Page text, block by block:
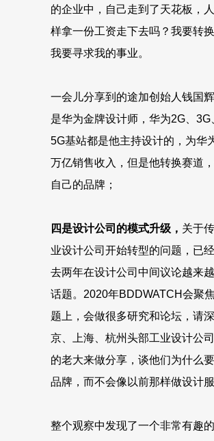
的企业中，自己走到了天花板，
样拿一份工资走下去吗？我要转换
我要寻求我的事业。
一会儿分享到的途加创始人钱国
是华为金牌设计师，华为2G、3G
5G基站都是他主持设计的，为华
万亿销售收入，但是他转换赛道
自己的品牌；
四是设计公司的模式升级， 关于
业设计公司开始转型的问题，已
去两年在设计公司中间议论越来
话题。2020年BDDWATCH会聚
题上，会做很多研究和论坛，请
京、上海、杭州头部工业设计公
的老大来做分享，谈他们为什么
品牌，而不会像以前那样做设计服
整个观察中发现了一个非常有趣